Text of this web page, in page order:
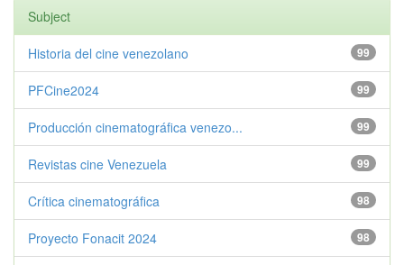
Subject
99
Historia del cine venezolano
99
PFCine2024
99
Producción cinematográfica venezo...
99
Revistas cine Venezuela
98
Crítica cinematográfica
98
Proyecto Fonacit 2024